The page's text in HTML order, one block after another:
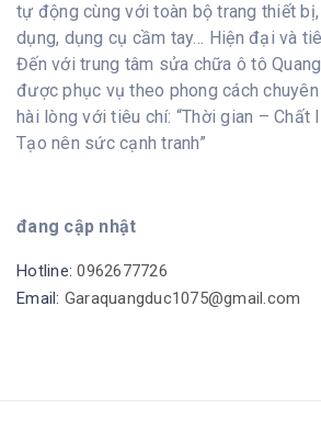
tự động cùng với toàn bộ trang thiết
dụng, dụng cụ cầm tay… Hiện đại và
Đến với trung tâm sửa chữa ô tô
được phục vụ theo phong cách
hài lòng với tiêu chí: “Thời gian – Chất
Tạo nên sức cạnh tranh”
đang cập nhật
Hotline:0962677726
Email: Garaquangduc1075@gmail.com